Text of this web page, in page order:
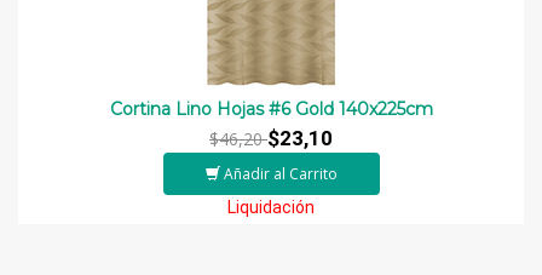
Cortina Lino Hojas #6 Gold 140x225cm
$46,20$23,10
Añadir al Carrito
Liquidación